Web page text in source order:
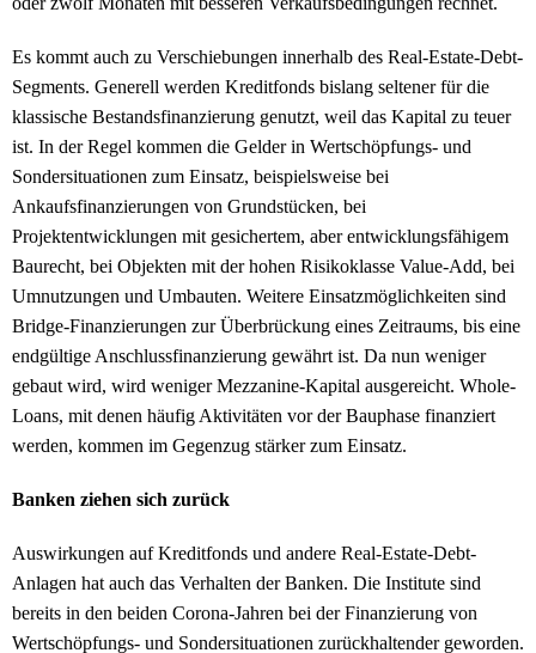
Es kommt auch zu Verschiebungen innerhalb des Real-Estate-Debt-
Segments. Generell werden Kreditfonds bislang seltener für die
klassische Bestandsfinanzierung genutzt, weil das Kapital zu teuer
ist. In der Regel kommen die Gelder in Wertschöpfungs- und
Sondersituationen zum Einsatz, beispielsweise bei
Ankaufsfinanzierungen von Grundstücken, bei
Projektentwicklungen mit gesichertem, aber entwicklungsfähigem
Baurecht, bei Objekten mit der hohen Risikoklasse Value-Add, bei
Umnutzungen und Umbauten. Weitere Einsatzmöglichkeiten sind
Bridge-Finanzierungen zur Überbrückung eines Zeitraums, bis eine
endgültige Anschlussfinanzierung gewährt ist. Da nun weniger
gebaut wird, wird weniger Mezzanine-Kapital ausgereicht. Whole-
Loans, mit denen häufig Aktivitäten vor der Bauphase finanziert
werden, kommen im Gegenzug stärker zum Einsatz.
Banken ziehen sich zurück
Auswirkungen auf Kreditfonds und andere Real-Estate-Debt-
Anlagen hat auch das Verhalten der Banken. Die Institute sind
bereits in den beiden Corona-Jahren bei der Finanzierung von
Wertschöpfungs- und Sondersituationen zurückhaltender geworden.